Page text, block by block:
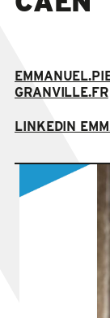
GRANVILLE.FR
LINKEDIN